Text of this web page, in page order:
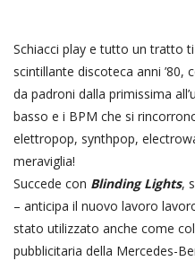
Schiacci play e tutto un tratto
scintillante discoteca anni ’80,
da padroni dalla primissima
basso e i BPM che si
elettropop, synthpop,
meraviglia!
Succede con Blinding Lights,
– anticipa il nuovo lavoro
stato utilizzato anche come
pubblicitaria della Mercedes-